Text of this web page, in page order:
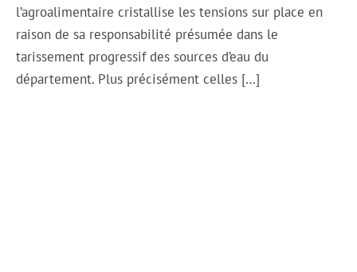
l’agroalimentaire cristallise les tensions sur place en
raison de sa responsabilité présumée dans le
tarissement progressif des sources d’eau du
département. Plus précisément celles […]